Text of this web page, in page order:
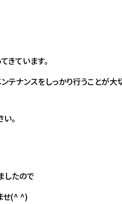
きています。
ナンスをしっかり行うことが大
。
したので
せ(^ ^)